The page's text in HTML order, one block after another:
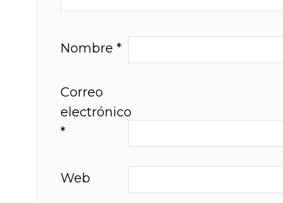
Nombre *
Correo
electrónico
*
Web